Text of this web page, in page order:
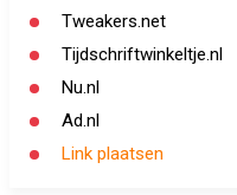
Tweakers.net
Tijdschriftwinkeltje.nl
Nu.nl
Ad.nl
Link plaatsen